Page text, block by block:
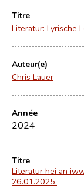
Titre
Literatur: Lyrische
Auteur(e)
Chris Lauer
Année
2024
Titre
Literatur hei an
26.01.2025.